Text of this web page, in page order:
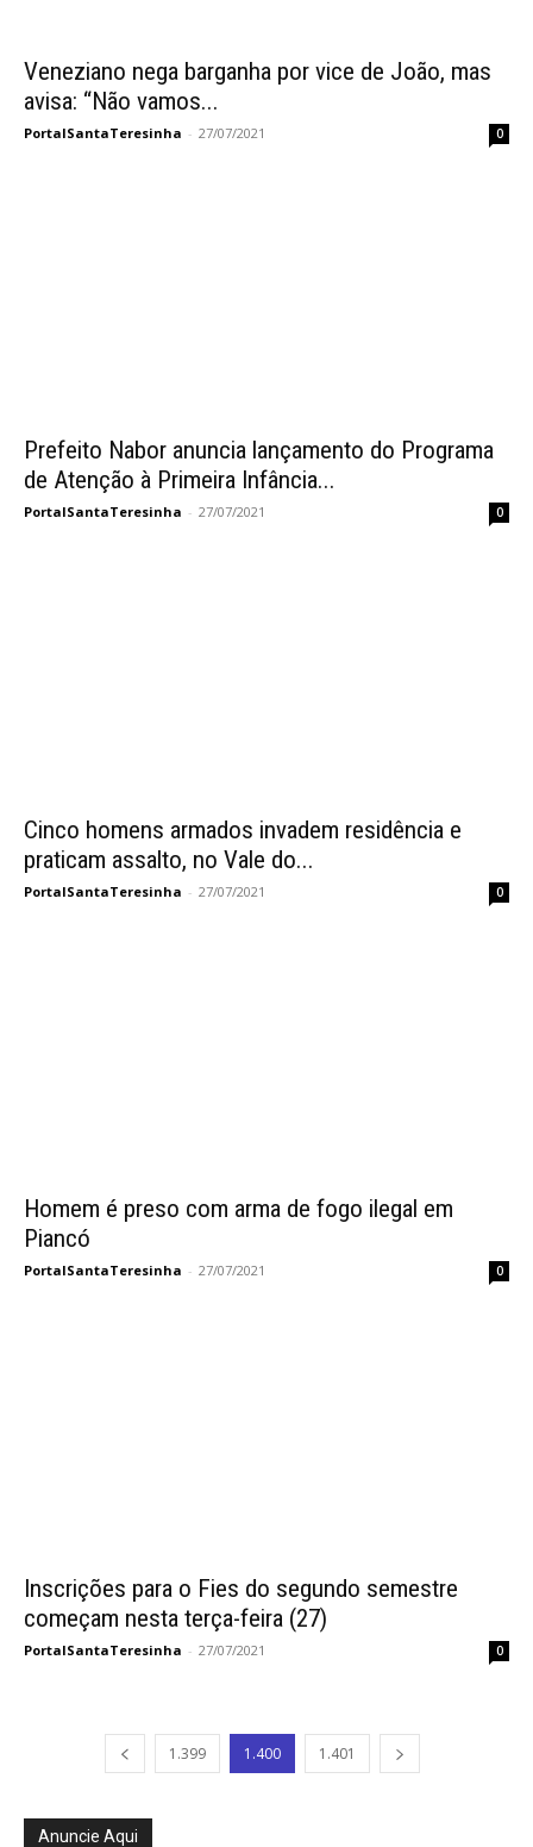
Veneziano nega barganha por vice de João, mas
avisa: “Não vamos...
PortalSantaTeresinha - 27/07/2021 0
Prefeito Nabor anuncia lançamento do Programa
de Atenção à Primeira Infância...
PortalSantaTeresinha - 27/07/2021 0
Cinco homens armados invadem residência e
praticam assalto, no Vale do...
PortalSantaTeresinha - 27/07/2021 0
Homem é preso com arma de fogo ilegal em
Piancó
PortalSantaTeresinha - 27/07/2021 0
Inscrições para o Fies do segundo semestre
começam nesta terça-feira (27)
PortalSantaTeresinha - 27/07/2021 0
1.399 1.400 1.401
Anuncie Aqui